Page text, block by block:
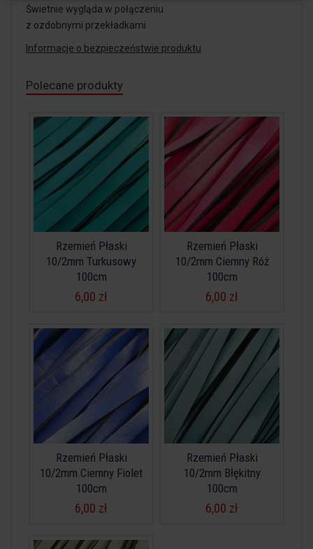
Świetnie wygląda w połączeniu
z ozdobnymi przekładkami
Informacje o bezpieczeństwie produktu
Polecane produkty
Rzemień Płaski
10/2mm Turkusowy
100cm
6,00 zł
Rzemień Płaski
10/2mm Ciemny Róż
100cm
6,00 zł
Rzemień Płaski
10/2mm Ciemny Fiolet
100cm
6,00 zł
Rzemień Płaski
10/2mm Błękitny
100cm
6,00 zł